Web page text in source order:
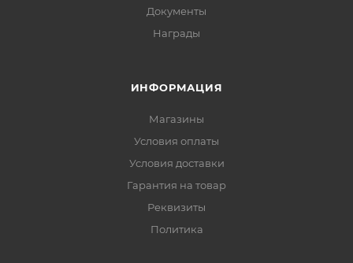
Документы
Награды
ИНФОРМАЦИЯ
Магазины
Условия оплаты
Условия доставки
Гарантия на товар
Реквизиты
Политика